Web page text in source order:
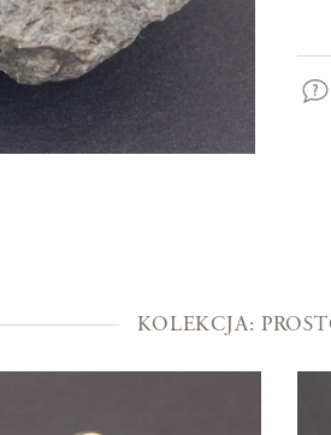
KOLEKCJA: